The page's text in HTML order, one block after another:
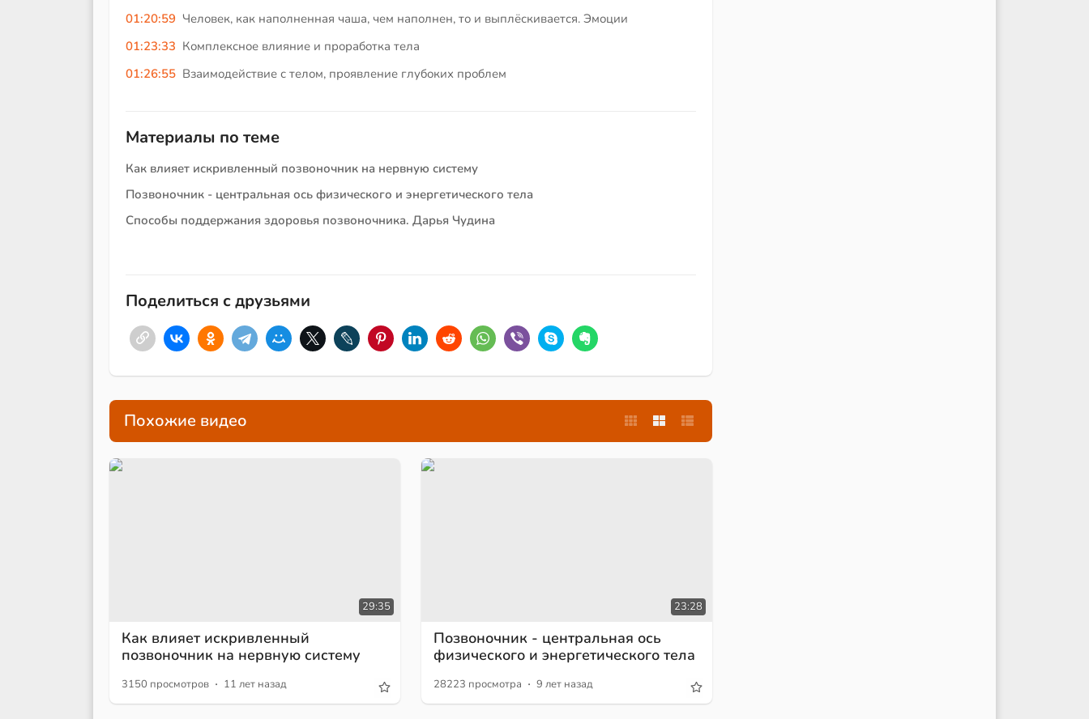
01:20:59 Человек, как наполненная чаша, чем наполнен, то и выплёскивается. Эмоции
01:23:33 Комплексное влияние и проработка тела
01:26:55 Взаимодействие с телом, проявление глубоких проблем
Материалы по теме
Как влияет искривленный позвоночник на нервную систему
Позвоночник - центральная ось физического и энергетического тела
Способы поддержания здоровья позвоночника. Дарья Чудина
Поделиться с друзьями
Похожие видео
29:35
Как влияет искривленный
позвоночник на нервную систему
3150 просмотров · 11 лет назад
23:28
Позвоночник - центральная ось
физического и энергетического тела
28223 просмотра · 9 лет назад